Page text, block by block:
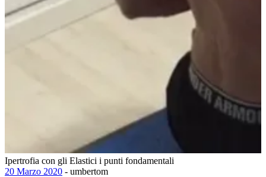
Ipertrofia con gli Elastici i punti fondamentali
20 Marzo 2020 - umbertom